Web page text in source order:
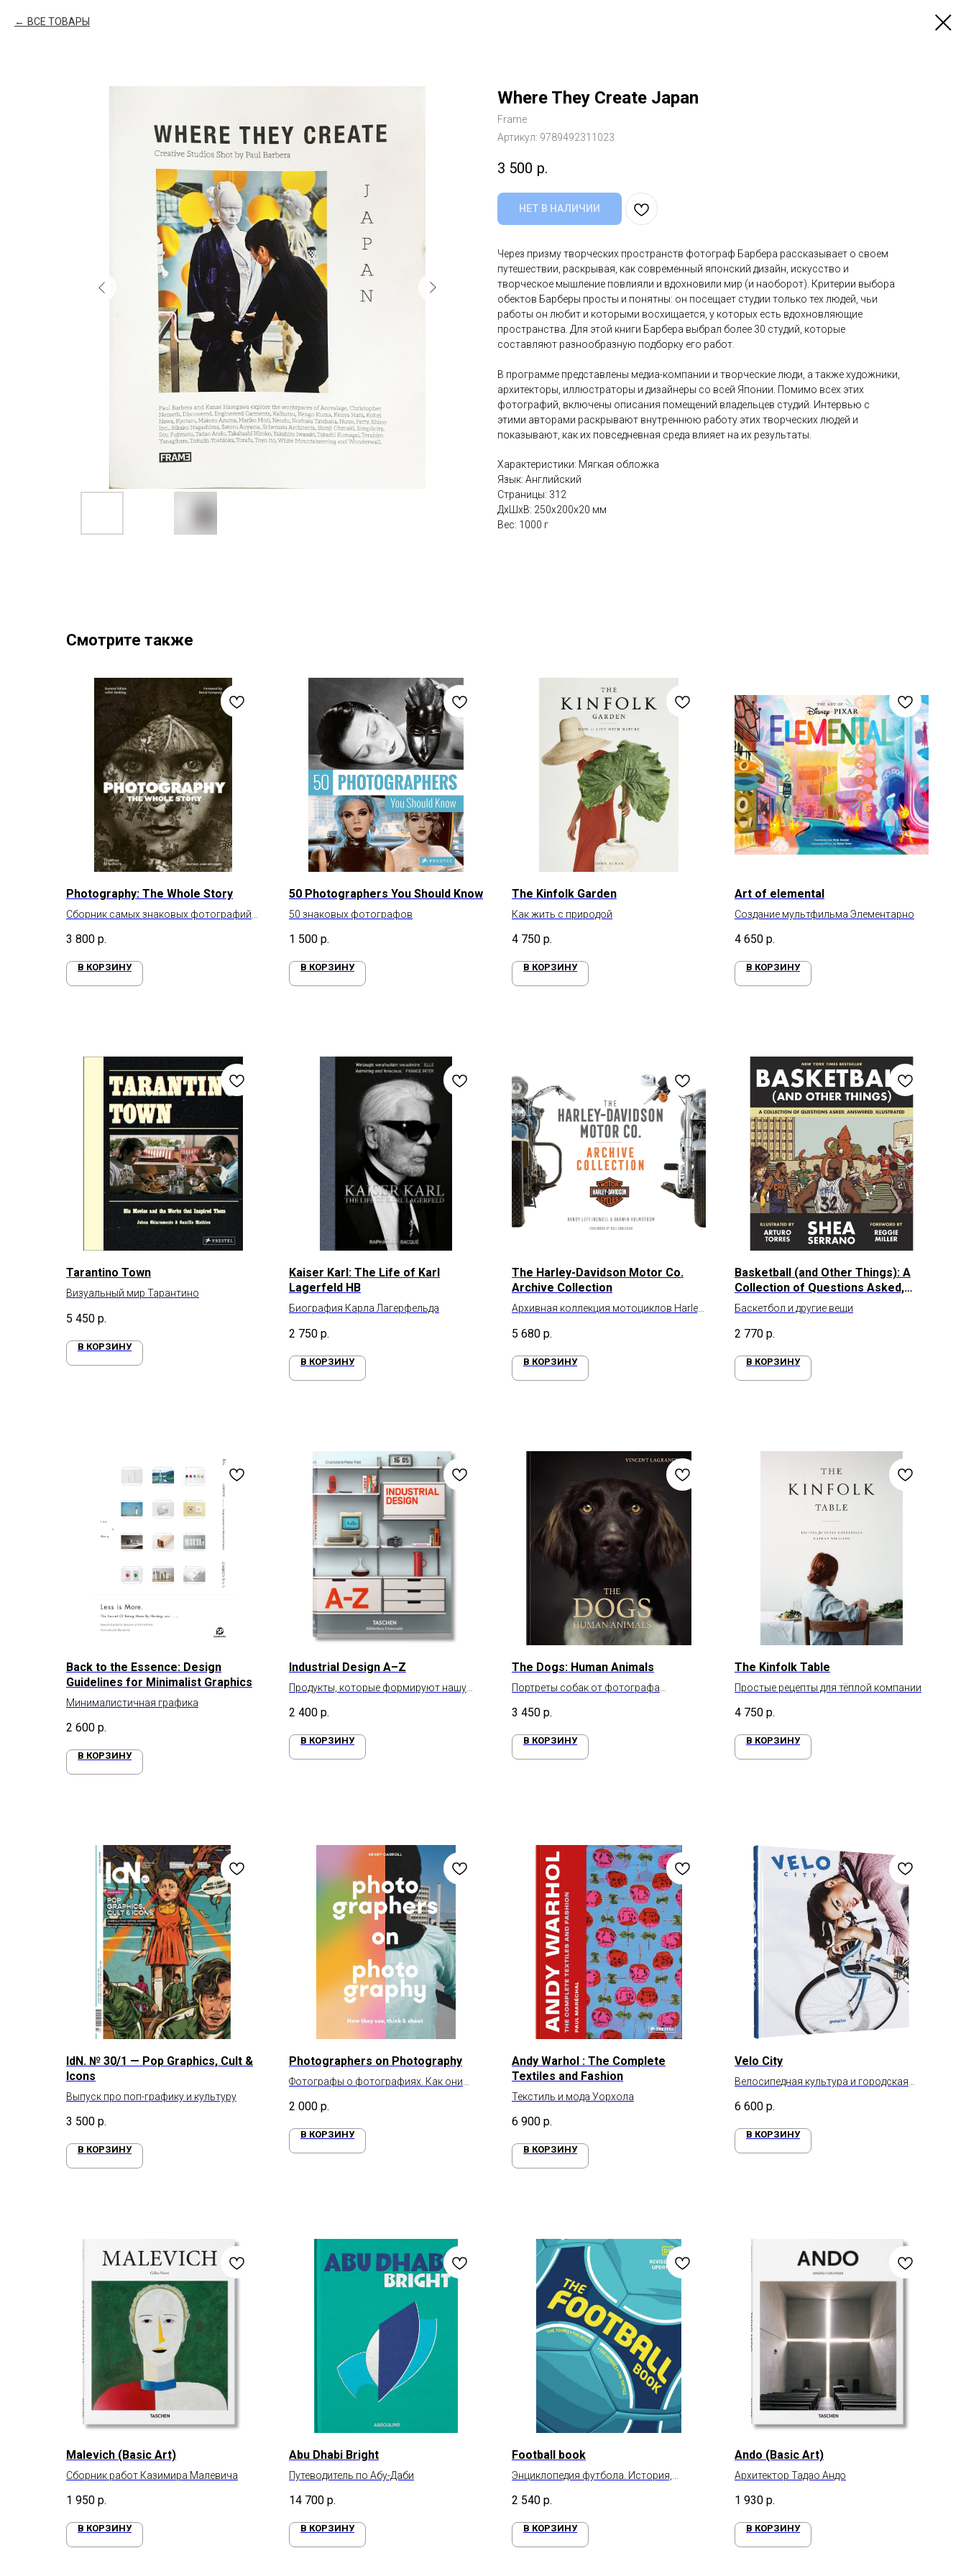
ВСЕ ТОВАРЫ
Where They Create Japan
Frame
Артикул: 9789492311023
3 500 р.
НЕТ В НАЛИЧИИ
Через призму творческих пространств фотограф Барбера рассказывает о своем
путешествии, раскрывая, как современный японский дизайн, искусство и
творческое мышление повлияли и вдохновили мир (и наоборот). Критерии выбора
обектов Барберы просты и понятны: он посещает студии только тех людей, чьи
работы он любит и которыми восхищается, у которых есть вдохновляющие
пространства. Для этой книги Барбера выбрал более 30 студий, которые
составляют разнообразную подборку его работ.
В программе представлены медиа-компании и творческие люди, а также художники,
архитекторы, иллюстраторы и дизайнеры со всей Японии. Помимо всех этих
фотографий, включены описания помещений владельцев студий. Интервью с
этими авторами раскрывают внутреннюю работу этих творческих людей и
показывают, как их повседневная среда влияет на их результаты.
Характеристики: Мягкая обложка
Язык: Английский
Страницы: 312
ДxШxВ: 250x200x20 мм
Вес: 1000 г
Смотрите также
Photography: The Whole Story
Сборник самых знаковых фотографий
3 800 р.
В КОРЗИНУ
50 Photographers You Should Know
50 знаковых фотографов
1 500 р.
В КОРЗИНУ
The Kinfolk Garden
Как жить с природой
4 750 р.
В КОРЗИНУ
Art of elemental
Создание мультфильма Элементарно
4 650 р.
В КОРЗИНУ
Tarantino Town
Визуальный мир Тарантино
5 450 р.
В КОРЗИНУ
Kaiser Karl: The Life of Karl
Lagerfeld HB
Биография Карла Лагерфельда
2 750 р.
В КОРЗИНУ
The Harley-Davidson Motor Co.
Archive Collection
Архивная коллекция мотоциклов Harley-
5 680 р.
В КОРЗИНУ
Basketball (and Other Things): A
Collection of Questions Asked,
Answered, Illustrated
Баскетбол и другие вещи
2 770 р.
В КОРЗИНУ
Back to the Essence: Design
Guidelines for Minimalist Graphics
Минималистичная графика
2 600 р.
В КОРЗИНУ
Industrial Design A–Z
Продукты, которые формируют нашу
2 400 р.
В КОРЗИНУ
The Dogs: Human Animals
Портреты собак от фотографа
3 450 р.
В КОРЗИНУ
The Kinfolk Table
Простые рецепты для тёплой компании
4 750 р.
В КОРЗИНУ
IdN. № 30/1 — Pop Graphics, Cult &
Icons
Выпуск про поп-графику и культуру
3 500 р.
В КОРЗИНУ
Photographers on Photography
Фотографы о фотографиях. Как они
2 000 р.
В КОРЗИНУ
Andy Warhol : The Complete
Textiles and Fashion
Текстиль и мода Уорхола
6 900 р.
В КОРЗИНУ
Velo City
Велосипедная культура и городская
6 600 р.
В КОРЗИНУ
Malevich (Basic Art)
Сборник работ Казимира Малевича
1 950 р.
В КОРЗИНУ
Abu Dhabi Bright
Путеводитель по Абу-Даби
14 700 р.
В КОРЗИНУ
Football book
Энциклопедия футбола. История,
2 540 р.
В КОРЗИНУ
Ando (Basic Art)
Архитектор Тадао Андо
1 930 р.
В КОРЗИНУ